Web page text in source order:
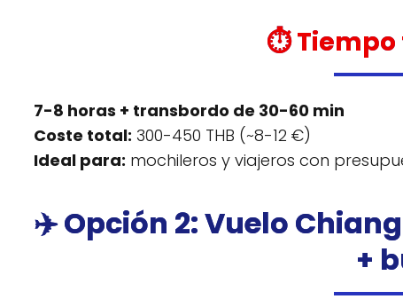
⏱️
7-8 horas + transbordo de 30-60 min
Coste total: 300-450 THB (~8-12 €)
Ideal para: mochileros y viajeros con
✈️ Opción 2: Vuelo
+